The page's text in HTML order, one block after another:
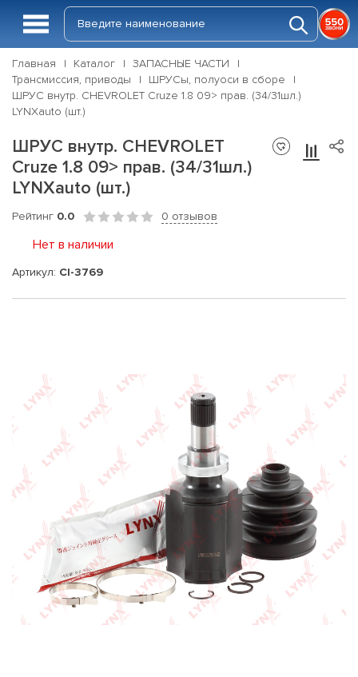
Главная Каталог
ЗАПАСНЫЕ ЧАСТИ
Трансмиссия, приводы
ШРУСы, полуоси в сборе
ШРУС внутр. CHEVROLET Cruze 1.8 09> прав. (34/31шл.)
LYNXauto (шт.)
ШРУС внутр. CHEVROLET
Cruze 1.8 09> прав. (34/31шл.)
LYNXauto (шт.)
Рейтинг 0.0 0 отзывов
Нет в наличии
Артикул: CI-3769